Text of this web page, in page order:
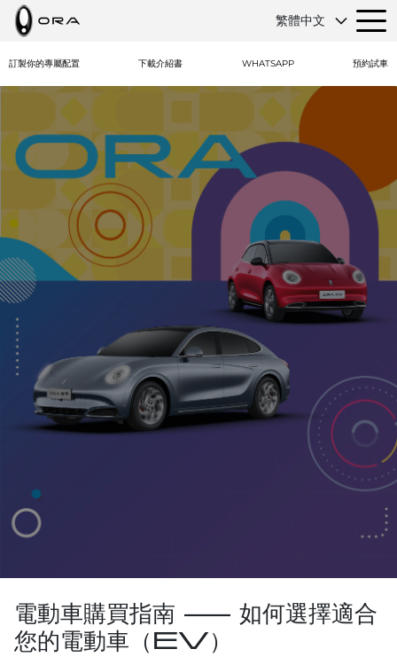
繁體中文
訂製你的專屬配置 下載介紹書 WHATSAPP 預約試車
電動車購買指南 — 如何選擇適合
您的電動車（EV）